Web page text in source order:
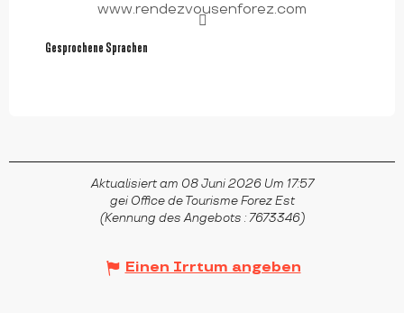
www.rendezvousenforez.com
Gesprochene Sprachen
Gesprochene Sprachen
Aktualisiert am 08 Juni 2026 Um 17:57
gei Office de Tourisme Forez Est
(Kennung des Angebots :7673346)
Einen Irrtum angeben